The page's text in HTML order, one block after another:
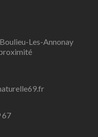
Les-Annonay
67